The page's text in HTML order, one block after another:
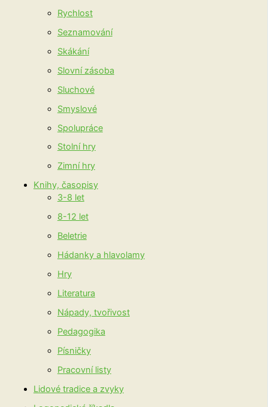
Rychlost
Seznamování
Skákání
Slovní zásoba
Sluchové
Smyslové
Spolupráce
Stolní hry
Zimní hry
Knihy, časopisy
3-8 let
8-12 let
Beletrie
Hádanky a hlavolamy
Hry
Literatura
Nápady, tvořivost
Pedagogika
Písničky
Pracovní listy
Lidové tradice a zvyky